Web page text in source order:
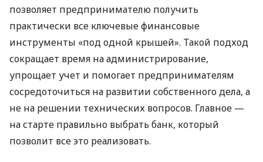
позволяет предпринимателю получить
практически все ключевые финансовые
инструменты «под одной крышей». Такой подход
сокращает время на администрирование,
упрощает учет и помогает предпринимателям
сосредоточиться на развитии собственного дела, а
не на решении технических вопросов. Главное —
на старте правильно выбрать банк, который
позволит все это реализовать.